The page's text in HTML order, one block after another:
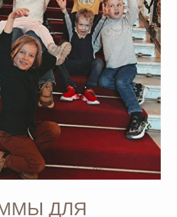
ДЛЯ
и
любыми детскими
Петербурга, а также
из других городов. Вам
программу, и мы
организационные